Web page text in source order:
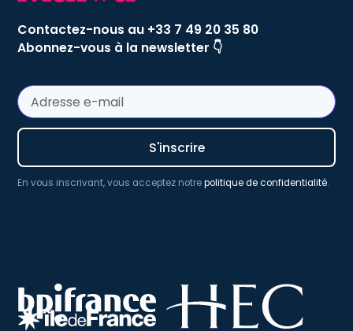
Contactez-nous au +33 7 49 20 35 80
Abonnez-vous à la newsletter 👇
En vous inscrivant, vous acceptez notrepolitique de confidentialité.